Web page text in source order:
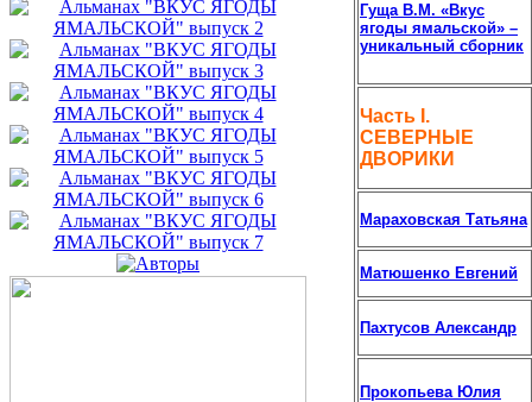
Гуща В.М. «Вкус
ягоды ямальской» –
уникальный сборник
Часть I.
СЕВЕРНЫЕ
ДВОРИКИ
Мараховская Татьяна
Матюшенко Евгений
Пахтусов Александр
Прокопьева Юлия